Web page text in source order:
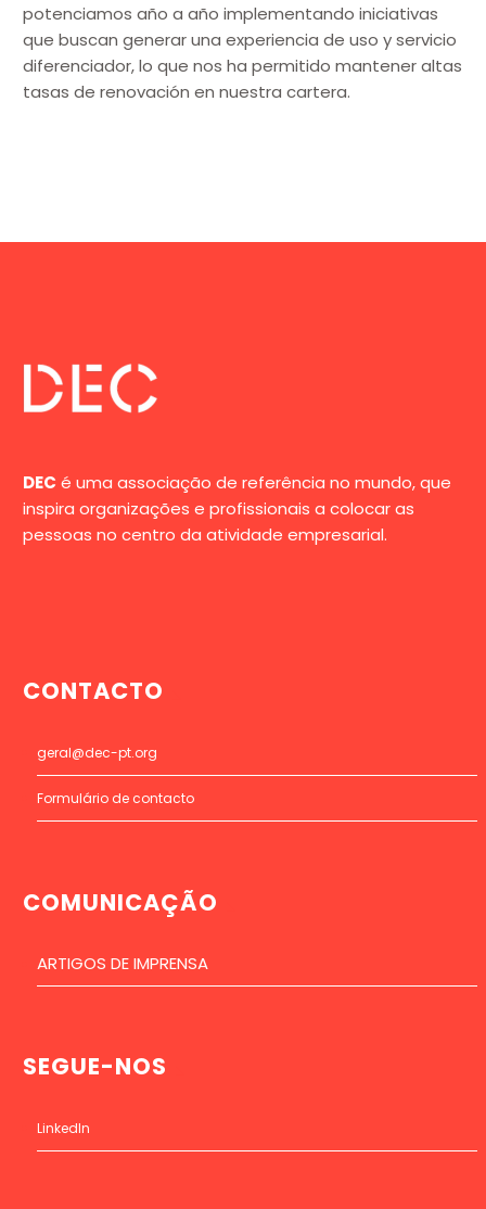
potenciamos año a año implementando iniciativas
que buscan generar una experiencia de uso y servicio
diferenciador, lo que nos ha permitido mantener altas
tasas de renovación en nuestra cartera.
DEC é uma associação de referência no mundo, que
inspira organizações e profissionais a colocar as
pessoas no centro da atividade empresarial.
CONTACTO
geral@dec-pt.org
Formulário de contacto
COMUNICAÇÃO
ARTIGOS DE IMPRENSA
SEGUE-NOS
LinkedIn